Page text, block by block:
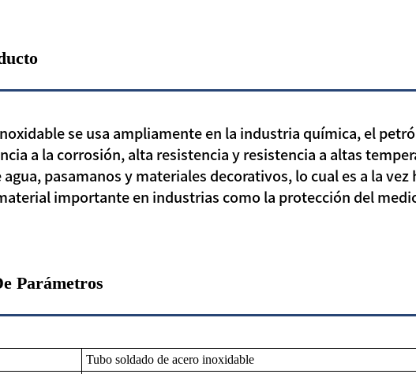
se usa ampliamente en la industria química, el
a la corrosión, alta resistencia y resistencia a altas
pasamanos y materiales decorativos, lo cual es a la
importante en industrias como la protección del
Parámetros
Tubo soldado de acero inoxidable